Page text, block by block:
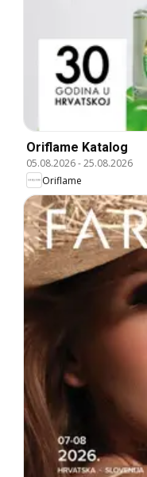
Oriflame Katalog
05.08.2026-25.08.2026
Oriflame